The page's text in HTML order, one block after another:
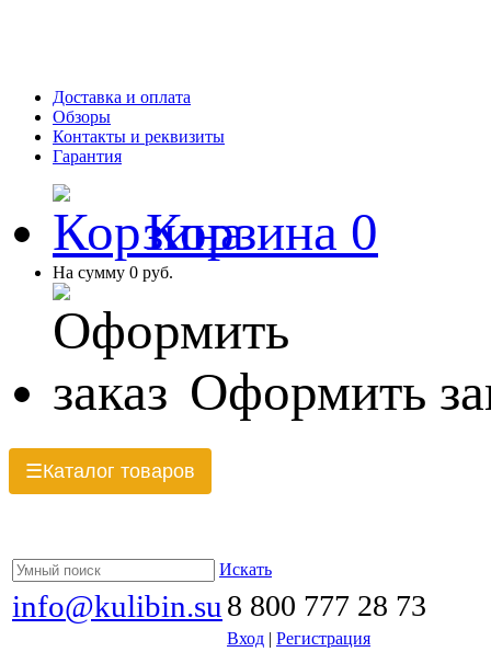
Доставка и оплата
Обзоры
Контакты и реквизиты
Гарантия
Корзина 0
На сумму 0 руб.
Оформить
☰Каталог товаров
Искать
info@kulibin.su 8 800 777 28 73
Вход | Регистрация